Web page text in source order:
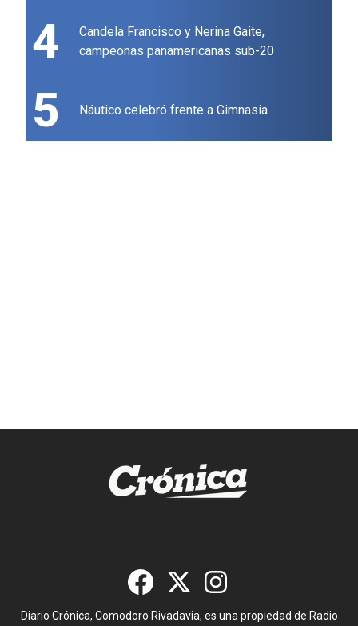
4
Candela Francisco y Nerina Gaite,
campeonas panamericanas sub-20
5 Náutico celebró frente a Gimnasia
Diario Crónica, Comodoro Rivadavia, es una propiedad de Radio